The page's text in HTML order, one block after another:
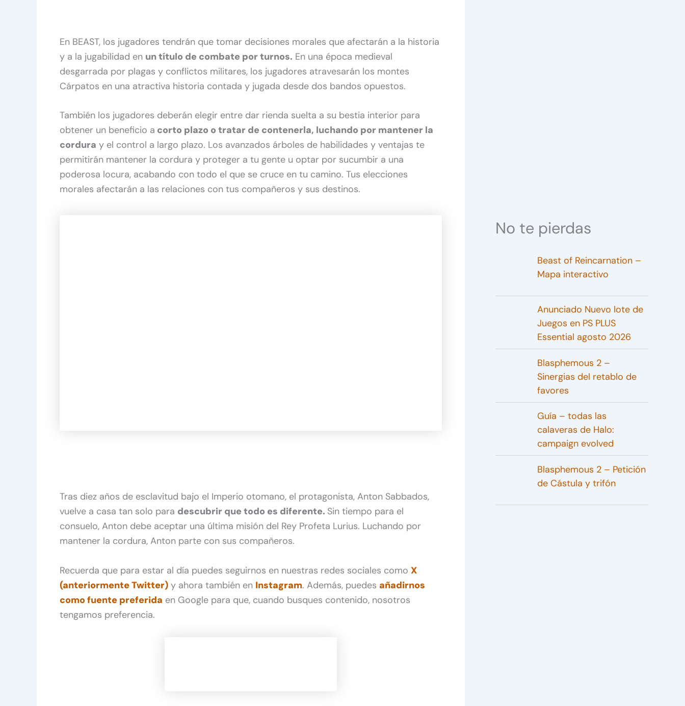
En BEAST, los jugadores tendrán que tomar decisiones morales que afectarán a la historia
y a la jugabilidad en un título de combate por turnos. En una época medieval
desgarrada por plagas y conflictos militares, los jugadores atravesarán los montes
Cárpatos en una atractiva historia contada y jugada desde dos bandos opuestos.
También los jugadores deberán elegir entre dar rienda suelta a su bestia interior para
obtener un beneficio a corto plazo o tratar de contenerla, luchando por mantener la
cordura y el control a largo plazo. Los avanzados árboles de habilidades y ventajas te
permitirán mantener la cordura y proteger a tu gente u optar por sucumbir a una
poderosa locura, acabando con todo el que se cruce en tu camino. Tus elecciones
morales afectarán a las relaciones con tus compañeros y sus destinos.
Tras diez años de esclavitud bajo el Imperio otomano, el protagonista, Anton Sabbados,
vuelve a casa tan solo para descubrir que todo es diferente. Sin tiempo para el
consuelo, Anton debe aceptar una última misión del Rey Profeta Lurius. Luchando por
mantener la cordura, Anton parte con sus compañeros.
Recuerda que para estar al día puedes seguirnos en nuestras redes sociales como X
(anteriormente Twitter) y ahora también en Instagram. Además, puedes añadirnos
como fuente preferida en Google para que, cuando busques contenido, nosotros
tengamos preferencia.
No te pierdas
Beast of Reincarnation –
Mapa interactivo
Anunciado Nuevo lote de
Juegos en PS PLUS
Essential agosto 2026
Blasphemous 2 –
Sinergias del retablo de
favores
Guía – todas las
calaveras de Halo:
campaign evolved
Blasphemous 2 – Petición
de Cástula y trifón